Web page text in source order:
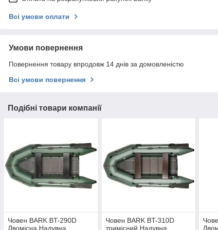
Всі умови оплати
Умови повернення
Повернення товару впродовж 14 днів за домовленістю
Всі умови повернення
Подібні товари компанії
Човен BARK BT-290D
Двомісна Надувна
Човен BARK BT-310D
тримісний Надувна